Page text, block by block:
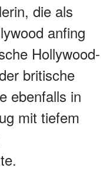
die als
anfing
Hollywood-
britische
ebenfalls in
mit tiefem